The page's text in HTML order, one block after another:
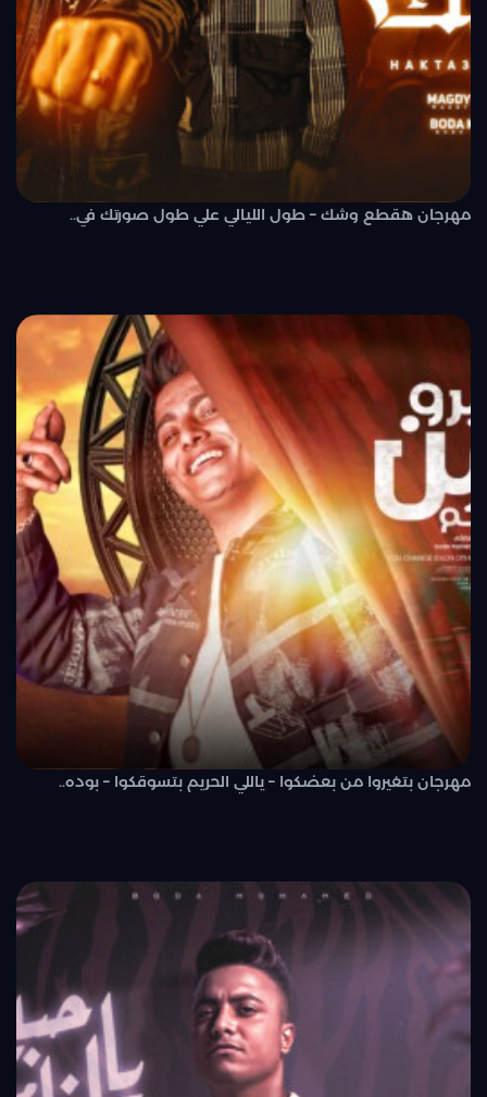
مهرجان هقطع وشك – طول الليالي علي طول صورتك في..
مهرجان بتغيروا من بعضكوا – ياللي الحريم بتسوقكوا – بوده..